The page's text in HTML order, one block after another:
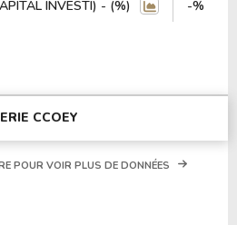
INVESTI) - (%) -%
CCOEY
POUR VOIR PLUS DE DONNÉES